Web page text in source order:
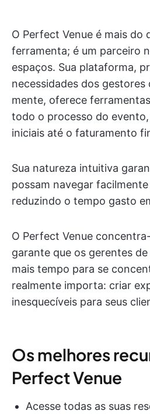
O Perfect Venue é mais do
ferramenta; é um parceiro
espaços. Sua plataforma,
necessidades dos gestores
mente, oferece
todo o processo do
iniciais até o faturamento
Sua natureza intuitiva
possam navegar
reduzindo o tempo gasto
O Perfect Venue
garante que os gerentes
mais tempo para se
realmente importa: criar
inesquecíveis para seus
Os melhores
Perfect Venue
Acesse todas as suas